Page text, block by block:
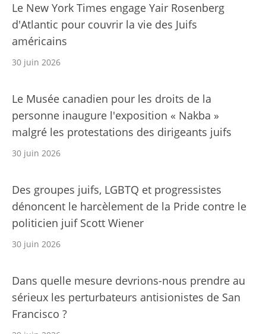
Le New York Times engage Yair Rosenberg
d'Atlantic pour couvrir la vie des Juifs
américains
30 juin 2026
Le Musée canadien pour les droits de la
personne inaugure l'exposition « Nakba »
malgré les protestations des dirigeants juifs
30 juin 2026
Des groupes juifs, LGBTQ et progressistes
dénoncent le harcèlement de la Pride contre le
politicien juif Scott Wiener
30 juin 2026
Dans quelle mesure devrions-nous prendre au
sérieux les perturbateurs antisionistes de San
Francisco ?